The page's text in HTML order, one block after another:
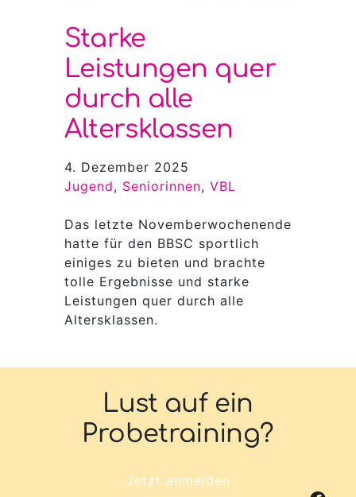
Starke
Leistungen quer
durch alle
Altersklassen
4. Dezember 2025
Jugend, Seniorinnen, VBL
Das letzte Novemberwochenende
hatte für den BBSC sportlich
einiges zu bieten und brachte
tolle Ergebnisse und starke
Leistungen quer durch alle
Altersklassen.
Lust auf ein
Probetraining?
Jetzt anmelden